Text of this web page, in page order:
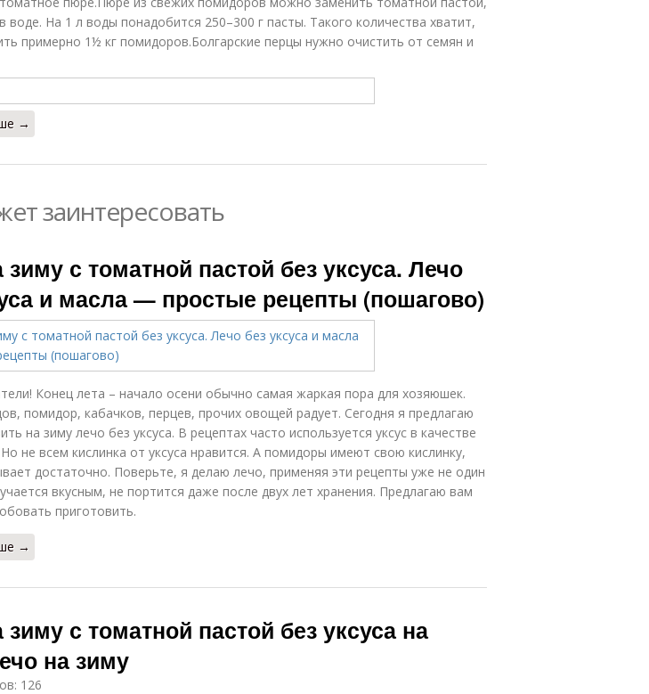
воде. На 1 л воды понадобится 250–300 г пасты. Такого количества хватит,
примерно 1½ кг помидоров.Болгарские перцы нужно очистить от семян и
→
заинтересовать
с томатной пастой без уксуса. Лечо
и масла — простые рецепты (пошагово)
Конец лета – начало осени обычно самая жаркая пора для хозяюшек.
помидор, кабачков, перцев, прочих овощей радует. Сегодня я предлагаю
на зиму лечо без уксуса. В рецептах часто используется уксус в качестве
не всем кислинка от уксуса нравится. А помидоры имеют свою кислинку,
достаточно. Поверьте, я делаю лечо, применяя эти рецепты уже не один
вкусным, не портится даже после двух лет хранения. Предлагаю вам
приготовить.
→
с томатной пастой без уксуса на
на зиму
126